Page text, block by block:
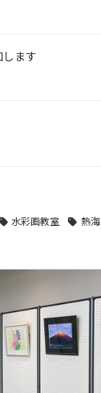
ます
水彩画教室 熱海